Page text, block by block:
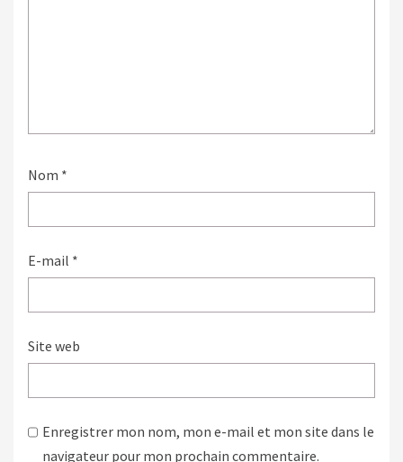
Nom *
E-mail *
Site web
Enregistrer mon nom, mon e-mail et mon site dans le
navigateur pour mon prochain commentaire.